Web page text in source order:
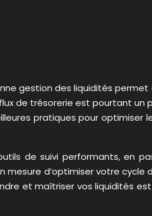
gestion des liquidités permet
de trésorerie est pourtant un
pratiques pour optimiser
de suivi performants, en
d’optimiser votre cycle
et maîtriser vos liquidités